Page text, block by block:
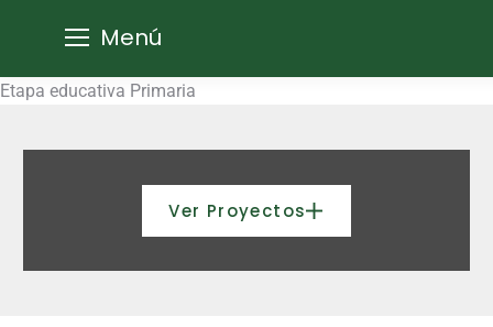
Menú
Etapa educativa Primaria
Ver Proyectos